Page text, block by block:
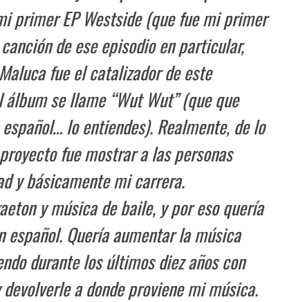
primer EP Westside (que fue mi primer
de ese episodio en particular,
fue el catalizador de este
se llame “Wut Wut” (que que
lo entiendes). Realmente, de lo
fue mostrar a las personas
y básicamente mi carrera.
y música de baile, y por eso quería
Quería aumentar la música
durante los últimos diez años con
a donde proviene mi música.